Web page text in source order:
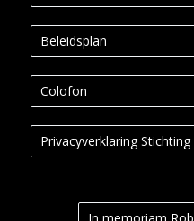
Beleidsplan
Colofon
Privacyverklaring